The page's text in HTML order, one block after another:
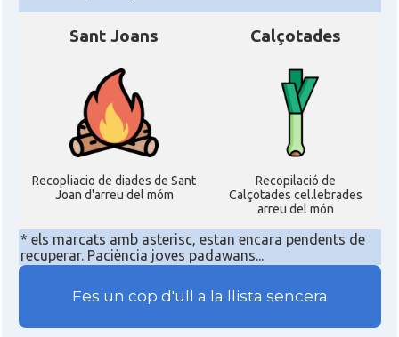
Sant Joans
Recopliacio de diades de Sant
Joan d'arreu del móm
Calçotades
Recopilació de
Calçotades cel.lebrades
arreu del món
* els marcats amb asterisc, estan encara pendents de
recuperar. Paciència joves padawans...
Fes un cop d'ull a la llista sencera